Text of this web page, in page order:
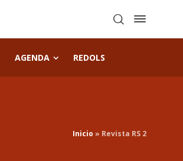
AGENDA REDOLS
Inicio » Revista RS 2